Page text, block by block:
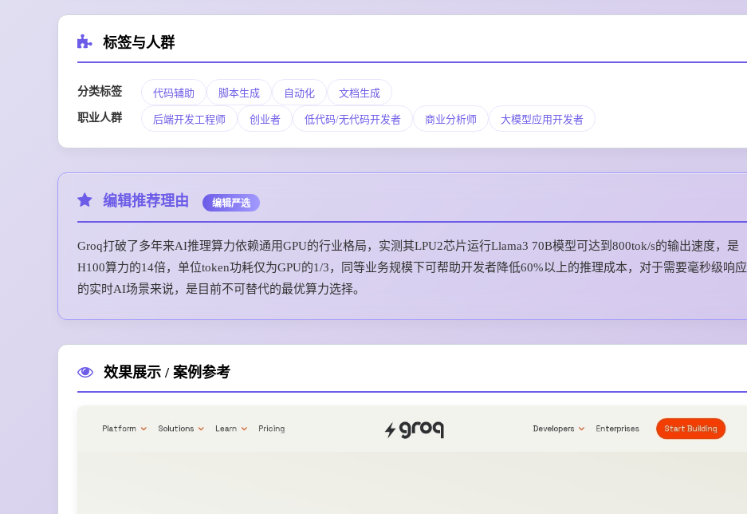
标签与人群
分类标签 代码辅助 脚本生成 自动化 文档生成
职业人群 后端开发工程师 创业者 低代码/无代码开发者 商业分析师 大模型应用开发者
编辑推荐理由 编辑严选
Groq打破了多年来AI推理算力依赖通用GPU的行业格局，实测其LPU2芯片运行Llama3 70B模型可达到800tok/s的输出速度，是
H100算力的14倍，单位token功耗仅为GPU的1/3，同等业务规模下可帮助开发者降低60%以上的推理成本，对于需要毫秒级响应
的实时AI场景来说，是目前不可替代的最优算力选择。
效果展示 / 案例参考